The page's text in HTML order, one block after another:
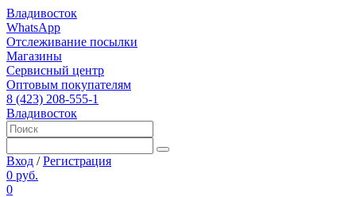
Владивосток
WhatsApp
Отслеживание посылки
Магазины
Сервисный центр
Оптовым покупателям
8 (423) 208-555-1
Владивосток
Вход /Регистрация
0 руб.
0